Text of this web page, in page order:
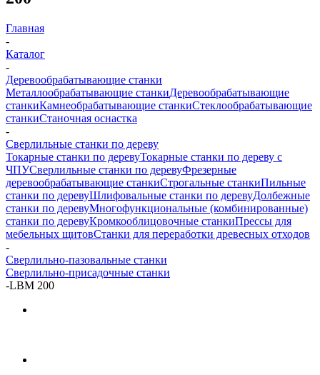
Главная
-
Каталог
-
Деревообрабатывающие станки
Металлообрабатывающие станкиДеревообрабатывающие
станкиКамнеобрабатывающие станкиСтеклообрабатывающие
станкиСтаночная оснастка
-
Сверлильные станки по дереву
Токарные станки по деревуТокарные станки по дереву с
ЧПУСверлильные станки по деревуФрезерные
деревообрабатывающие станкиСтрогальные станкиПильные
станки по деревуШлифовальные станки по деревуДолбежные
станки по деревуМногофункциональные (комбинированные)
станки по деревуКромкооблицовочные станкиПрессы для
мебельных щитовСтанки для переработки древесных отходов
-
Сверлильно-пазовальные станки
Сверлильно-присадочные станки
-LBM 200